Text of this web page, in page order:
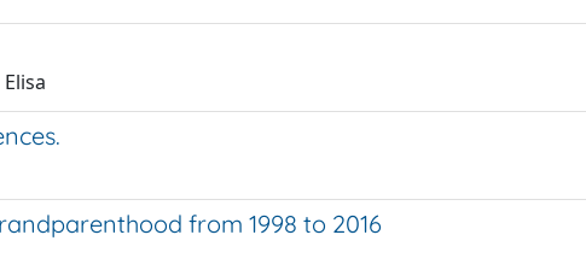
from 1998 to 2016